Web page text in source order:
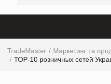
TradeMaster
Маркетинг та
ТОР-10 розничных сетей